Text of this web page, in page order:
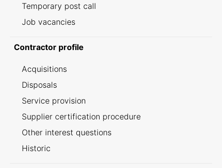
Temporary post call
Job vacancies
Contractor profile
Acquisitions
Disposals
Service provision
Supplier certification procedure
Other interest questions
Historic